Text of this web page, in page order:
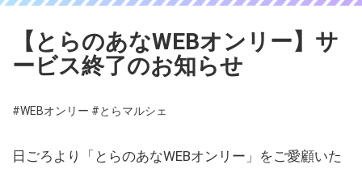
【とらのあなWEBオンリー】サ
ービス終了のお知らせ
#WEBオンリー #とらマルシェ
日ごろより「とらのあなWEBオンリー」をご愛顧いた